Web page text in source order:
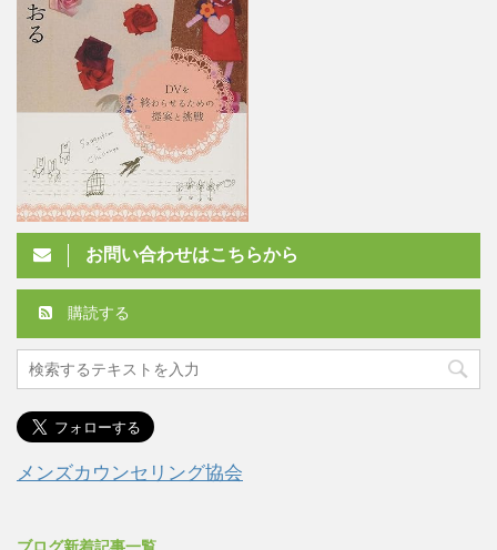
お問い合わせはこちらから
購読する
メンズカウンセリング協会
ブログ新着記事一覧